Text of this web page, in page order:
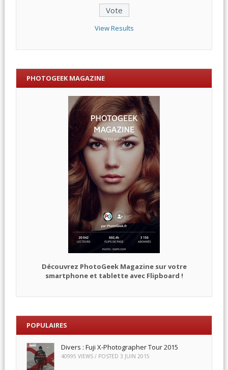
View Results
PHOTOGEEK MAGAZINE
Découvrez PhotoGeek Magazine sur votre
smartphone et tablette avec Flipboard !
POPULAIRES
Divers : Fuji X-Photographer Tour 2015
40995 VIEWS / POSTED 3 JUIN 2015